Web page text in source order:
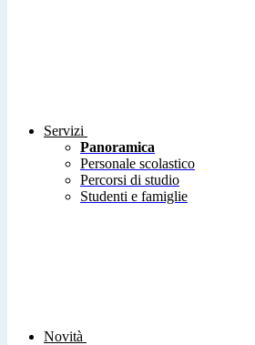
Servizi
Panoramica
Personale scolastico
Percorsi di studio
Studenti e famiglie
Novità